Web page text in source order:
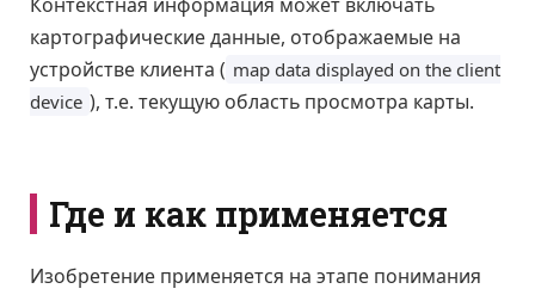
картографические данные, отображаемые на
устройстве клиента ( map data displayed on the client
device ), т.е. текущую область просмотра карты.
Где и как применяется
Изобретение применяется на этапе понимания